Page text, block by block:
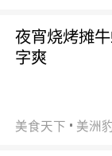
夜宵烧烤摊
字爽
美食天下 美洲